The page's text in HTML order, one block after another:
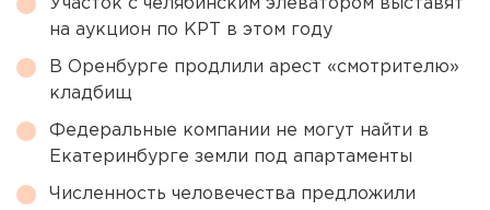
Участок с челябинским элеватором выставят
на аукцион по КРТ в этом году
В Оренбурге продлили арест «смотрителю»
кладбищ
Федеральные компании не могут найти в
Екатеринбурге земли под апартаменты
Численность человечества предложили